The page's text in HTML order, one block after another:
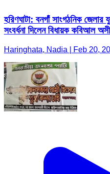
হরিণঘাটা: বনগাঁ সাংগঠনিক
সংবর্ধনা দিলেন বিধায়ক কবিআল
Haringhata, Nadia | Feb 20,